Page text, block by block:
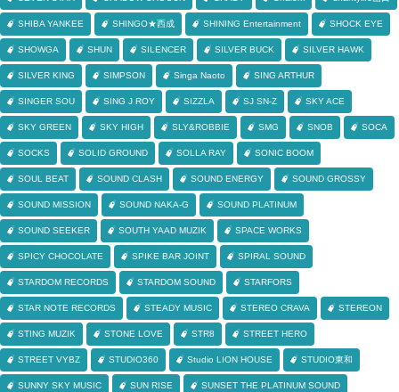
SHIBA YANKEE SHINGO★西成 SHINING Entertainment SHOCK EYE
SHOWGA SHUN SILENCER SILVER BUCK SILVER HAWK
SILVER KING SIMPSON Singa Naoto SING ARTHUR
SINGER SOU SING J ROY SIZZLA SJ SN-Z SKY ACE
SKY GREEN SKY HIGH SLY&ROBBIE SMG SNOB SOCA
SOCKS SOLID GROUND SOLLA RAY SONIC BOOM
SOUL BEAT SOUND CLASH SOUND ENERGY SOUND GROSSY
SOUND MISSION SOUND NAKA-G SOUND PLATINUM
SOUND SEEKER SOUTH YAAD MUZIK SPACE WORKS
SPICY CHOCOLATE SPIKE BAR JOINT SPIRAL SOUND
STARDOM RECORDS STARDOM SOUND STARFORS
STAR NOTE RECORDS STEADY MUSIC STEREO CRAVA STEREON
STING MUZIK STONE LOVE STR8 STREET HERO
STREET VYBZ STUDIO360 Studio LION HOUSE STUDIO東和
SUNNY SKY MUSIC SUN RISE SUNSET THE PLATINUM SOUND